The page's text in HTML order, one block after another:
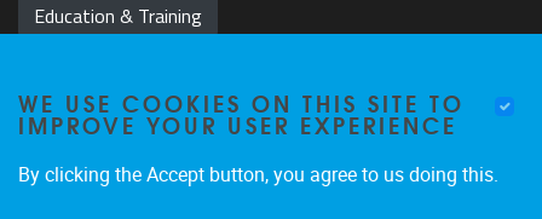
Education & Training
WE USE COOKIES ON THIS SITE TO
IMPROVE YOUR USER EXPERIENCE
By clicking the Accept button, you agree to us doing this.